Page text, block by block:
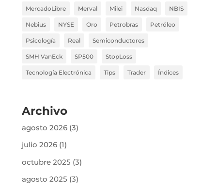
MercadoLibre Merval Milei Nasdaq NBIS
Nebius NYSE Oro Petrobras Petróleo
Psicología Real Semiconductores
SMH VanEck SP500 StopLoss
Tecnología Electrónica Tips Trader Índices
Archivo
agosto 2026(3)
julio 2026(1)
octubre 2025 (3)
agosto 2025 (3)